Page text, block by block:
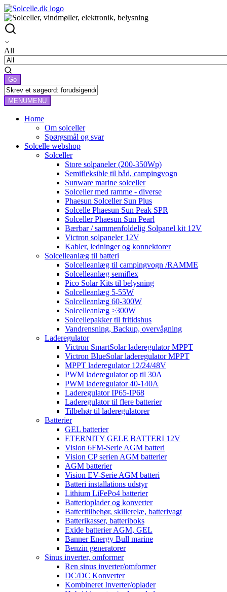
All
MENUMENU
Home
Om solceller
Spørgsmål og svar
Solcelle webshop
Solceller
Store solpaneler (200-350Wp)
Semifleksible til båd, campingvogn
Sunware marine solceller
Solceller med ramme - diverse
Phaesun Solceller Sun Plus
Solcelle Phaesun Sun Peak SPR
Solceller Phaesun Sun Pearl
Bærbar / sammenfoldelig Solpanel kit 12V
Victron solpaneler 12V
Kabler, ledninger og konnektorer
Solcelleanlæg til batteri
Solcelleanlæg til campingvogn /RAMME
Solcelleanlæg semiflex
Pico Solar Kits til belysning
Solcelleanlæg 5-55W
Solcelleanlæg 60-300W
Solcelleanlæg >300W
Solcellepakker til fritidshus
Vandrensning, Backup, overvågning
Laderegulator
Victron SmartSolar laderegulator MPPT
Victron BlueSolar laderegulator MPPT
MPPT laderegulator 12/24/48V
PWM laderegulator op til 30A
PWM laderegulator 40-140A
Laderegulator IP65-IP68
Laderegulator til flere batterier
Tilbehør til laderegulatorer
Batterier
GEL batterier
ETERNITY GELE BATTERI 12V
Vision 6FM-Serie AGM batteri
Vision CP serien AGM batterier
AGM batterier
Vision EV-Serie AGM batteri
Batteri installations udstyr
Lithium LiFePo4 batterier
Batterioplader og konverter
Batteritilbehør, skillerelæ, batterivagt
Batterikasser, batteriboks
Exide batterier AGM, GEL
Banner Energy Bull marine
Benzin generatorer
Sinus inverter, omformer
Ren sinus inverter/omformer
DC/DC Konverter
Kombineret Inverter/oplader